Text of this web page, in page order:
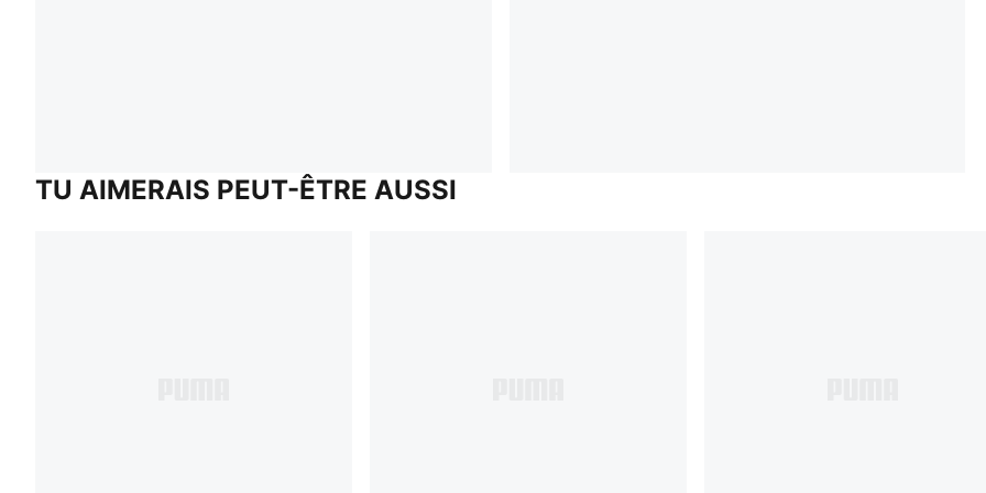
TU AIMERAIS PEUT-ÊTRE AUSSI